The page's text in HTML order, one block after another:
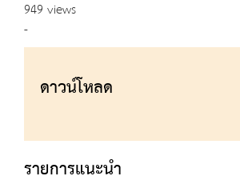
949 views
-
ดาวน์โหลด
รายการแนะนำ